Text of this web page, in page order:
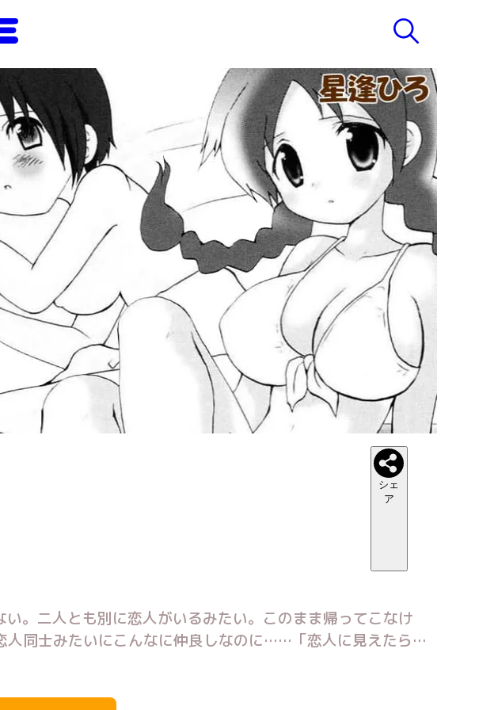
シェ
ア
。二人とも別に恋人がいるみたい。このまま帰ってこなけ
同士みたいにこんなに仲良しなのに……「恋人に見えたらい
ない恋の数々…―